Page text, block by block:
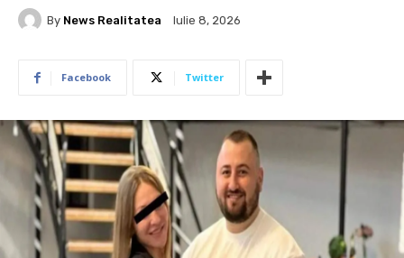
By News Realitatea Iulie 8, 2026
Facebook Twitter